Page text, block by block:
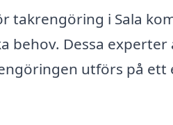
takrengöring i Sala
behov. Dessa
utförs på ett